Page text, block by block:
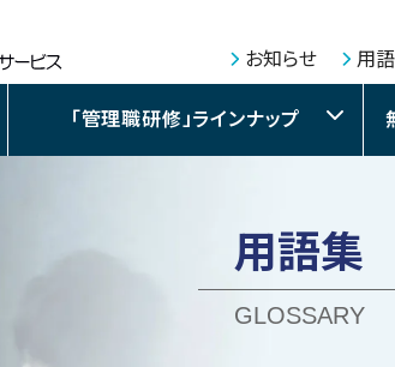
お知らせ 用
「管理職研修」ラインナップ
用語集
GLOSSARY